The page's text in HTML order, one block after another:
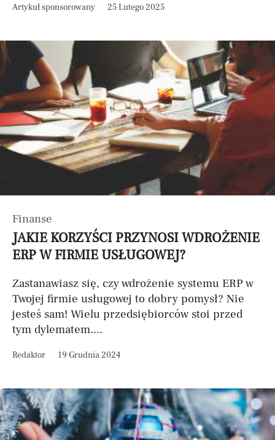
Artykuł sponsorowany 25 Lutego 2025
Finanse
JAKIE KORZYŚCI PRZYNOSI WDROŻENIE
ERP W FIRMIE USŁUGOWEJ?
Zastanawiasz się, czy wdrożenie systemu ERP w
Twojej firmie usługowej to dobry pomysł? Nie
jesteś sam! Wielu przedsiębiorców stoi przed
tym dylematem....
Redaktor 19 Grudnia 2024